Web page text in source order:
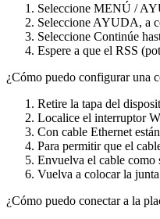
Seleccione MENÚ /
Seleccione AYUDA, a
Seleccione Continúe
Espere a que el RSS
¿Cómo puedo configurar una
Retire la tapa del
Localice el interruptor
Con cable Ethernet
Para permitir que el
Envuelva el cable como
Vuelva a colocar la
¿Cómo puedo conectar a la